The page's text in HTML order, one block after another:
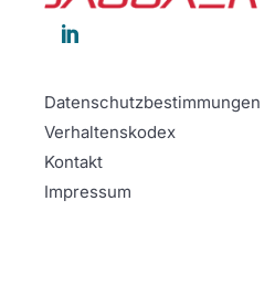

Datenschutzbestimmungen
Verhaltenskodex
Kontakt
Impressum